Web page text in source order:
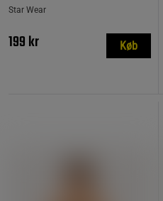
Star Wear
199 kr Køb